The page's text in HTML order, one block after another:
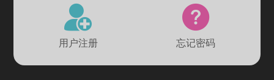
用户注册 忘记密码